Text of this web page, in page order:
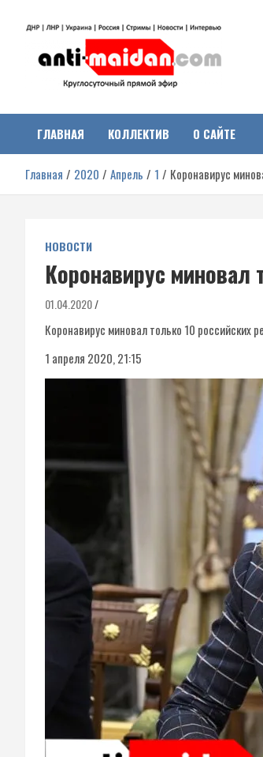
Антимайдан:
Гражданская
Украине
о гражданской войне на Украине, включая
ДНР, ЛНР и других регионах.
ГЛАВНАЯ КОЛЛЕКТИВ О САЙТЕ
Главная 2020 Апрель 1 Коронавирус
НОВОСТИ
Коронавирус миновал
01.04.2020
Коронавирус миновал только 10 российских
1 апреля 2020, 21:15